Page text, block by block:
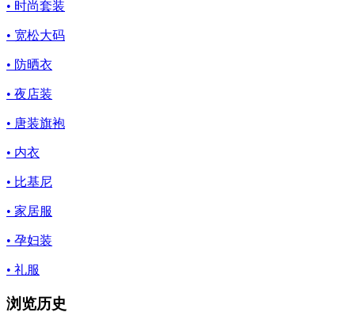
• 时尚套装
• 宽松大码
• 防晒衣
• 夜店装
• 唐装旗袍
• 内衣
• 比基尼
• 家居服
• 孕妇装
• 礼服
浏览历史